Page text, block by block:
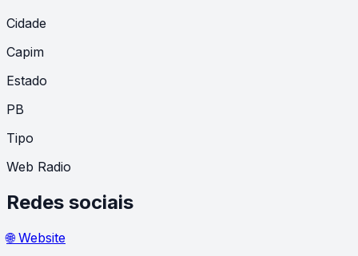
Cidade
Capim
Estado
PB
Tipo
Web Radio
Redes sociais
🌐 Website